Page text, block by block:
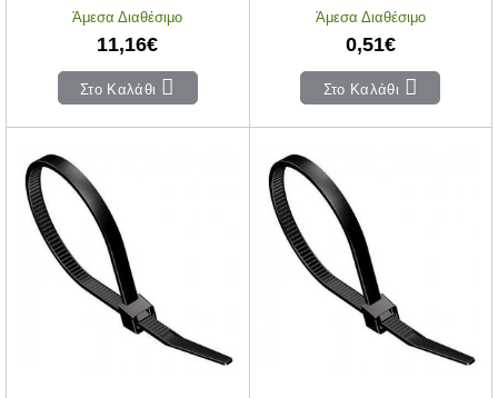
Άμεσα Διαθέσιμο
11,16€
Στο Καλάθι
Άμεσα Διαθέσιμο
0,51€
Στο Καλάθι